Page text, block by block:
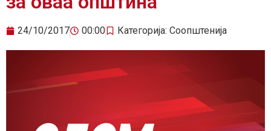
24/10/2017 00:00 Категорија: Соопштенија